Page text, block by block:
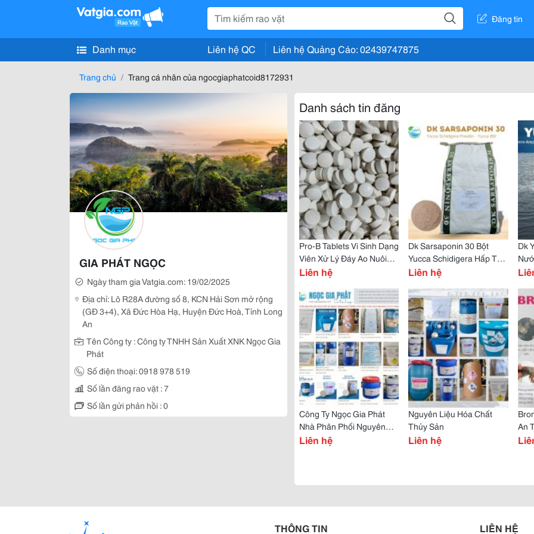
Đăng tin
Danh mục Liên hệ QC Liên hệ Quảng Cáo: 02439747875
Trang chủ Trang cá nhân của ngocgiaphatcoid8172931
GIA PHÁT NGỌC
Ngày tham gia Vatgia.com: 19/02/2025
Địa chỉ: Lô R28A đường số 8, KCN Hải Sơn mở rộng
(GĐ 3+4), Xã Đức Hòa Hạ, Huyện Đức Hoà, Tỉnh Long
An
Tên Công ty : Công ty TNHH Sản Xuất XNK Ngọc Gia
Phát
Số điện thoại: 0918 978 519
Số lần đăng rao vặt : 7
Số lần gửi phản hồi : 0
Danh sách tin đăng
Pro-B Tablets Vi Sinh Dạng
Viên Xử Lý Đáy Ao Nuôi
Tôm Cá
Liên hệ
Dk Sarsaponin 30 Bột
Yucca Schidigera Hấp Thụ
Khí Độc Ao Nuôi
Liên hệ
Dk
Công Ty Ngọc Gia Phát
Nhà Phân Phối Nguyên
Liệu & Hóa Chất Thủy Sản
Liên hệ
Nguyên Liệu Hóa Chất
Thủy Sản
Liên hệ
An
THÔNG TIN LIÊN HỆ